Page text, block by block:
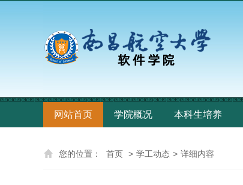
网站首页 学院概况 本科生培养
您的位置： 首页 > 学工动态 > 详细内容